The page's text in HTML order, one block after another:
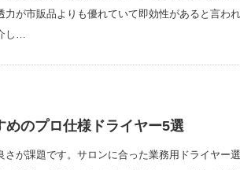
が市販品よりも優れていて即効性があると言わ
し…
のプロ仕様ドライヤー5選
が課題です。サロンに合った業務用ドライヤー